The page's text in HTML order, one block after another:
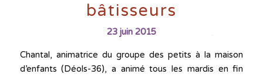
bâtisseurs
23 juin 2015
Chantal, animatrice du groupe des petits à la maison
d’enfants (Déols-36), a animé tous les mardis en fin